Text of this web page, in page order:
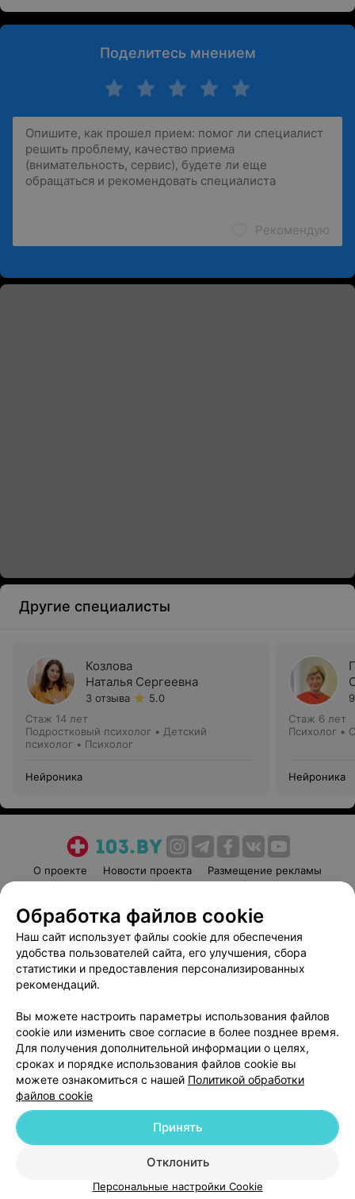
Поделитесь мнением
Рекомендую
Другие специалисты
Козлова
Наталья Сергеевна
3 отзыва
5.0
Стаж 14 лет
Подростковый психолог • Детский
психолог • Психолог
Нейроника
Стаж 6 лет
Психолог •
Нейроника
О проекте Новости проекта
Размещение рекламы
Пользовательское соглашение
Способы оплаты
Вакансии
Партнеры
Написать руководителю 103.by
Обработка персональных данных
© 2026 ООО «Артокс Лаб», УНП 191700409
| 220012, Республика Беларусь,
Служба поддержки +375 291212755
Обработка файлов cookie
Наш сайт использует файлы cookie для обеспечения
удобства пользователей сайта, его улучшения, сбора
статистики и предоставления персонализированных
рекомендаций.
Вы можете настроить параметры использования файлов
cookie или изменить свое согласие в более позднее время.
Для получения дополнительной информации о целях,
сроках и порядке использования файлов cookie вы
можете ознакомиться с нашей Политикой обработки
файлов cookie
Отклонить
Принять
Персональные настройки Cookie